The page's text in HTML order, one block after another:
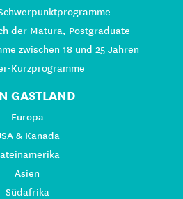
der Matura, Postgraduate
zwischen 18 und 25 Jahren
Kurzprogramme
GASTLAND
Europa
& Kanada
Asien
Südafrika